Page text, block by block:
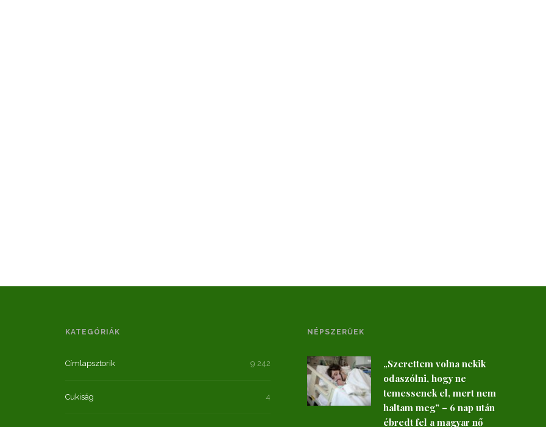
KATEGÓRIÁK
Címlapsztorik 9 242
Cukiság 4
NÉPSZERŰEK
„Szerettem volna nekik
odaszólni, hogy ne
temessenek el, mert nem
haltam meg” – 6 nap után
ébredt fel a magyar nő